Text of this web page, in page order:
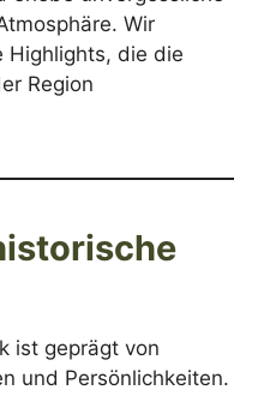
Wir
Highlights, die die
Region
ist geprägt von
und Persönlichkeiten.